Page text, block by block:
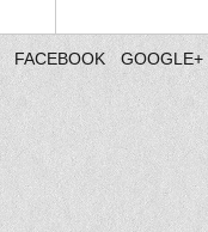
FACEBOOK GOOGLE+